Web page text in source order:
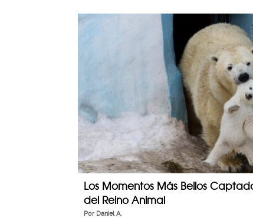
Los Momentos Más Bellos
del Reino Animal
Por Daniel A.